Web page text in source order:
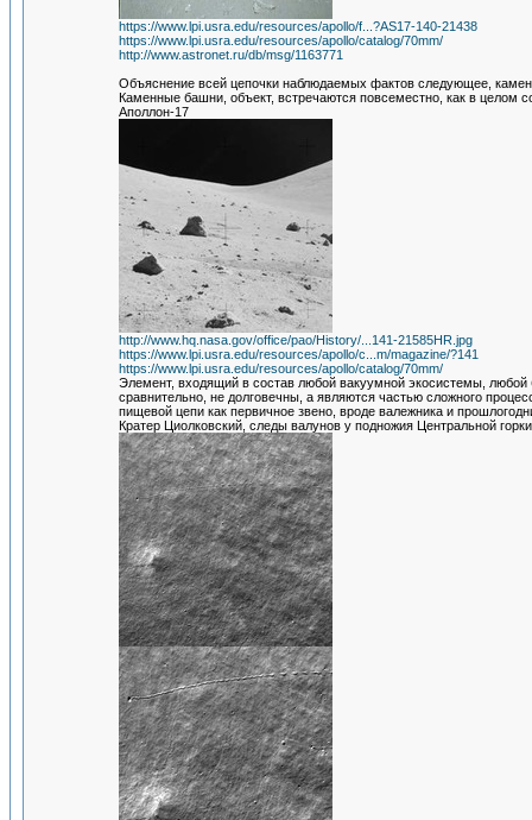
https://www.lpi.usra.edu/resources/apollo/f...?AS17-140-21438
https://www.lpi.usra.edu/resources/apollo/catalog/70mm/
http://www.astronet.ru/db/msg/1163771
Объяснение всей цепочки наблюдаемых фактов следующее,
Каменные башни, объект, встречаются повсеместно, как в целом
Аполлон-17
http://www.hq.nasa.gov/office/pao/History/...141-21585HR.jpg
https://www.lpi.usra.edu/resources/apollo/c...m/magazine/?141
https://www.lpi.usra.edu/resources/apollo/catalog/70mm/
Элемент, входящий в состав любой вакуумной экосистемы,
сравнительно, не долговечны, а являются частью сложного
пищевой цепи как первичное звено, вроде валежника и
Кратер Циолковский, следы валунов у подножия Центральной горки